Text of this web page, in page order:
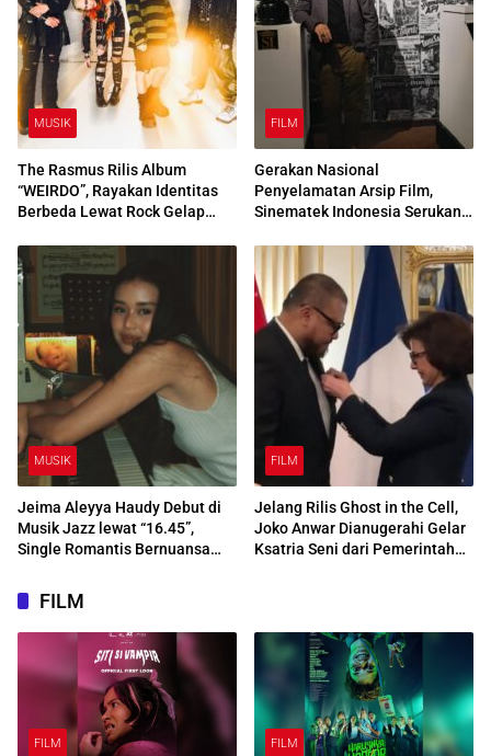
MUSIK
The Rasmus Rilis Album
“WEIRDO”, Rayakan Identitas
Berbeda Lewat Rock Gelap
FILM
Gerakan Nasional
Penyelamatan Arsip Film,
Sinematek Indonesia Serukan
warisan budaya
MUSIK
Jeima Aleyya Haudy Debut di
Musik Jazz lewat “16.45”,
Single Romantis Bernuansa
Hour
FILM
Jelang Rilis Ghost in the Cell,
Joko Anwar Dianugerahi Gelar
Ksatria Seni dari Pemerintah
FILM
FILM FILM